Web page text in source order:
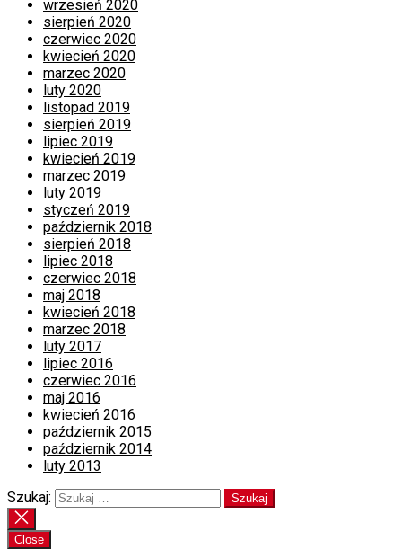
wrzesień 2020
sierpień 2020
czerwiec 2020
kwiecień 2020
marzec 2020
luty 2020
listopad 2019
sierpień 2019
lipiec 2019
kwiecień 2019
marzec 2019
luty 2019
styczeń 2019
październik 2018
sierpień 2018
lipiec 2018
czerwiec 2018
maj 2018
kwiecień 2018
marzec 2018
luty 2017
lipiec 2016
czerwiec 2016
maj 2016
kwiecień 2016
październik 2015
październik 2014
luty 2013
Szukaj:
Close